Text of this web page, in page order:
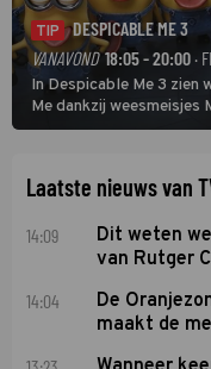
TIP
DESPICABLE ME 3
VANAVOND 18:05 - 20:00·
In Despicable Me 3 zien
Me dankzij weesmeisjes
het rechte pad maakte,
Laatste nieuws van
14:09
Dit weten
van Rutger
14:04
De
maakt de